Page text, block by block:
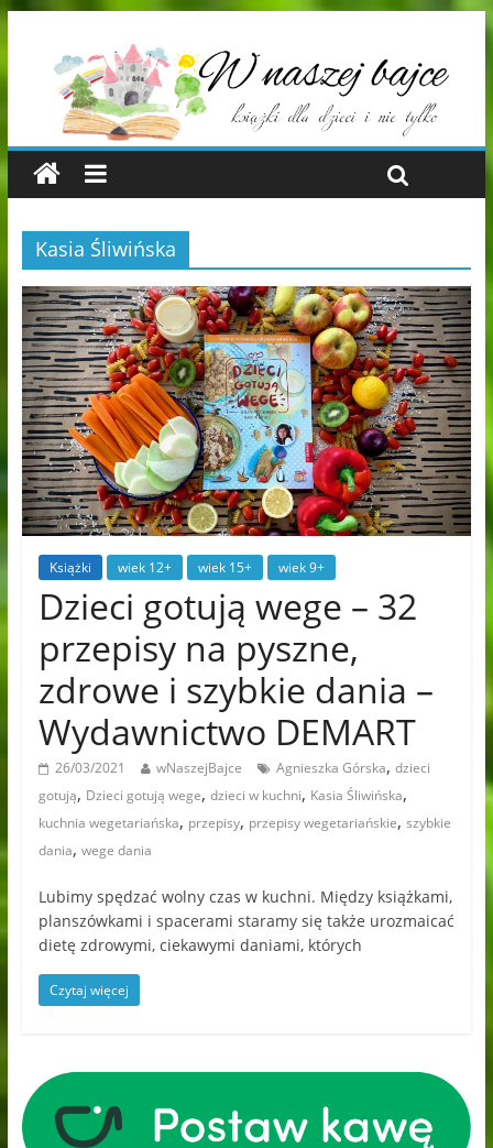
Kasia Śliwińska
Książki wiek 12+ wiek 15+ wiek 9+
Dzieci gotują wege – 32
przepisy na pyszne,
zdrowe i szybkie dania –
Wydawnictwo DEMART
26/03/2021 wNaszejBajce Agnieszka Górska, dzieci
gotują, Dzieci gotują wege, dzieci w kuchni, Kasia Śliwińska,
kuchnia wegetariańska, przepisy, przepisy wegetariańskie, szybkie
dania, wege dania
Lubimy spędzać wolny czas w kuchni. Między książkami,
planszówkami i spacerami staramy się także urozmaicać
dietę zdrowymi, ciekawymi daniami, których
Czytaj więcej